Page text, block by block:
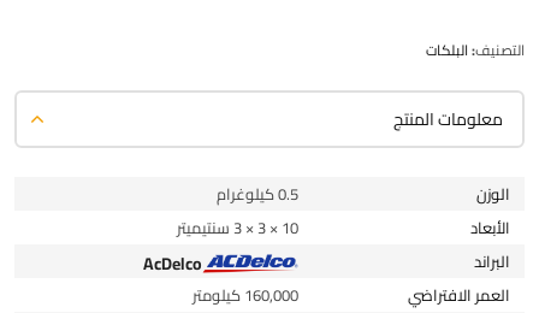
التصنيف:البلكات
معلومات المنتج
الوزن
0.5 كيلوغرام
الأبعاد
10 × 3 × 3 سنتيميتر
البراند
AcDelco
العمر الافتراضي
160,000 كيلومتر